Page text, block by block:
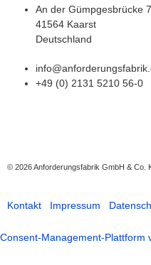
An der Gümpgesbrücke 7
41564 Kaarst
Deutschland
+49 (0) 2131 5210 56-0
© 2026Anforderungsfabrik GmbH & Co.
Kontakt Impressum
Consent-Management-Plattform